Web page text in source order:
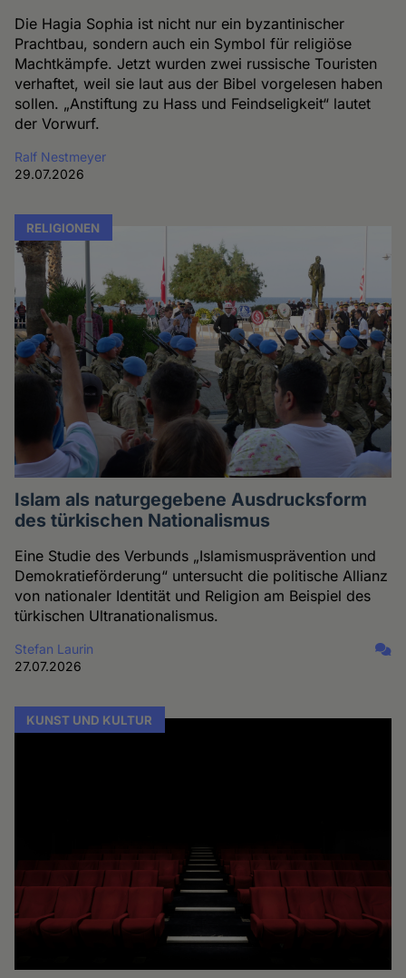
Die Hagia Sophia ist nicht nur ein byzantinischer
Prachtbau, sondern auch ein Symbol für religiöse
Machtkämpfe. Jetzt wurden zwei russische Touristen
verhaftet, weil sie laut aus der Bibel vorgelesen haben
sollen. „Anstiftung zu Hass und Feindseligkeit“ lautet
der Vorwurf.
Ralf Nestmeyer
29.07.2026
RELIGIONEN
Islam als naturgegebene Ausdrucksform
des türkischen Nationalismus
Eine Studie des Verbunds „Islamismusprävention und
Demokratieförderung“ untersucht die politische Allianz
von nationaler Identität und Religion am Beispiel des
türkischen Ultranationalismus.
Stefan Laurin
27.07.2026
KUNST UND KULTUR